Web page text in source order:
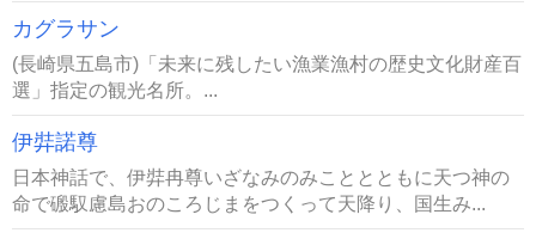
カグラサン
(長崎県五島市)「未来に残したい漁業漁村の歴史文化財産百
選」指定の観光名所。...
伊弉諾尊
日本神話で、伊弉冉尊いざなみのみこととともに天つ神の
命で磤馭慮島おのころじまをつくって天降り、国生み...